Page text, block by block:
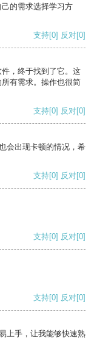
的需求选择学习方
支持[0] 反对[0]
，终于找到了它。这
有需求。操作也很简
支持[0] 反对[0]
会出现卡顿的情况，希
支持[0] 反对[0]
支持[0] 反对[0]
支持[0] 反对[0]
上手，让我能够快速熟